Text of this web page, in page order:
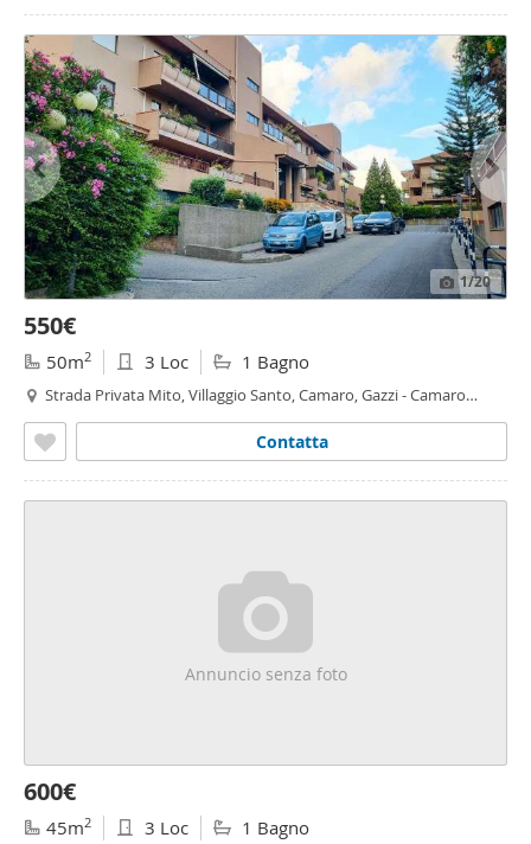
1/20
550€
50m2 3 Loc 1 Bagno
Strada Privata Mito, Villaggio Santo, Camaro, Gazzi - Camaro
Contatta
Annuncio senza foto
600€
45m2 3 Loc 1 Bagno